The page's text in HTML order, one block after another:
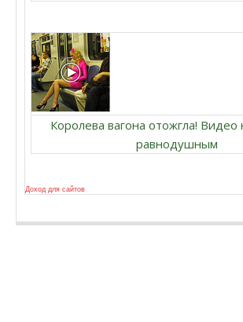
Королева вагона отожгла! Видео
равнодушным
Доход для сайтов